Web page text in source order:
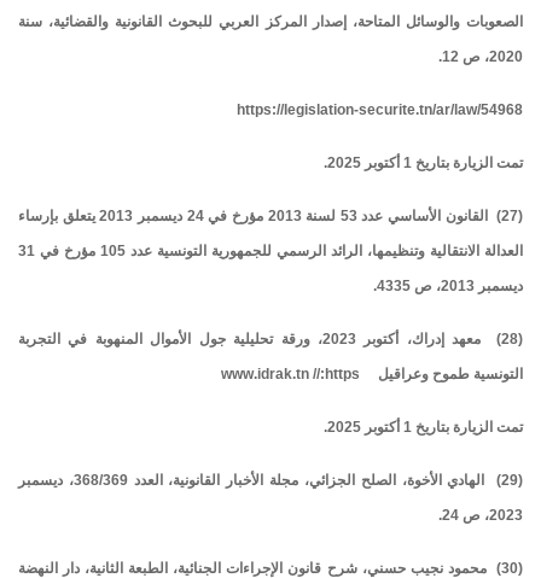
الصعوبات والوسائل المتاحة، إصدار المركز العربي للبحوث القانونية والقضائية، سنة
2020، ص 12.
https://legislation-securite.tn/ar/law/54968
تمت الزيارة بتاريخ 1 أكتوبر 2025.
(27) القانون الأساسي عدد 53 لسنة 2013 مؤرخ في 24 ديسمبر 2013 يتعلق بإرساء
العدالة الانتقالية وتنظيمها، الرائد الرسمي للجمهورية التونسية عدد 105 مؤرخ في 31
ديسمبر 2013، ص 4335.
(28) معهد إدراك، أكتوبر 2023، ورقة تحليلية جول الأموال المنهوبة في التجربة
التونسية طموح وعراقيل www.idrak.tn //:https
تمت الزيارة بتاريخ 1 أكتوبر 2025.
(29) الهادي الأخوة، الصلح الجزائي، مجلة الأخبار القانونية، العدد 368/369، ديسمبر
2023، ص 24.
(30) محمود نجيب حسني، شرح قانون الإجراءات الجنائية، الطبعة الثانية، دار النهضة